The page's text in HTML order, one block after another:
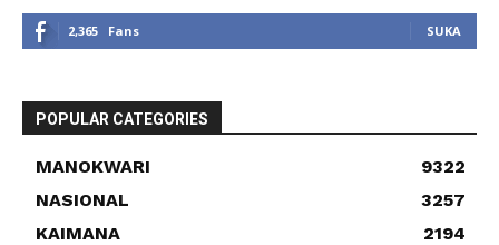
2,365 Fans SUKA
POPULAR CATEGORIES
MANOKWARI
9322
NASIONAL
3257
KAIMANA
2194